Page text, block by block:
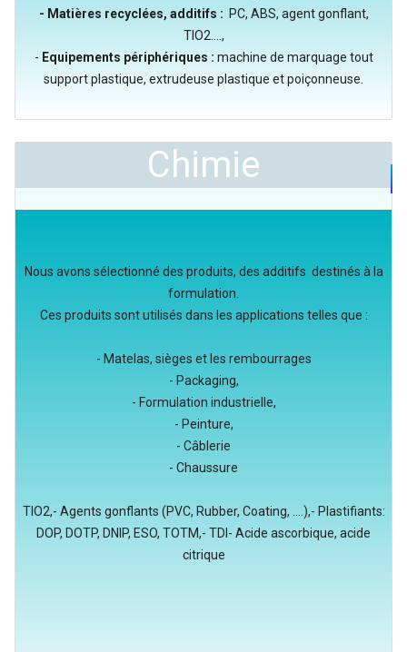
- Matières recyclées, additifs : PC, ABS, agent gonflant,
TIO2....,
- Equipements périphériques : machine de marquage tout
support plastique, extrudeuse plastique et poiçonneuse.
Chimie
Nous avons sélectionné des produits, des additifs destinés à la
formulation.
Ces produits sont utilisés dans les applications telles que :
- Matelas, sièges et les rembourrages
- Packaging,
- Formulation industrielle,
- Peinture,
- Câblerie
- Chaussure
TIO2,- Agents gonflants (PVC, Rubber, Coating, ....),- Plastifiants:
DOP, DOTP, DNIP, ESO, TOTM,- TDI- Acide ascorbique, acide
citrique